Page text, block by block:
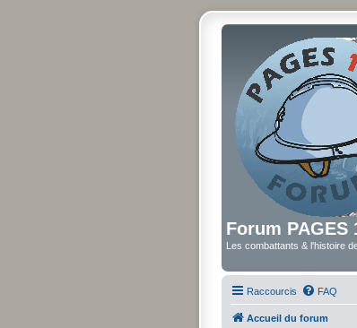
Forum PAGES
Les combattants & l'histoire
Raccourcis FAQ
Accueil du forum